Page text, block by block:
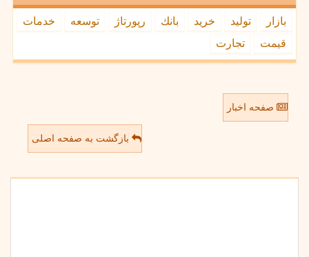
بازار تولید خرید بانك رپورتاژ توسعه
خدمات
قیمت
تجارت
صفحه اخبار
بازگشت به صفحه اصلی